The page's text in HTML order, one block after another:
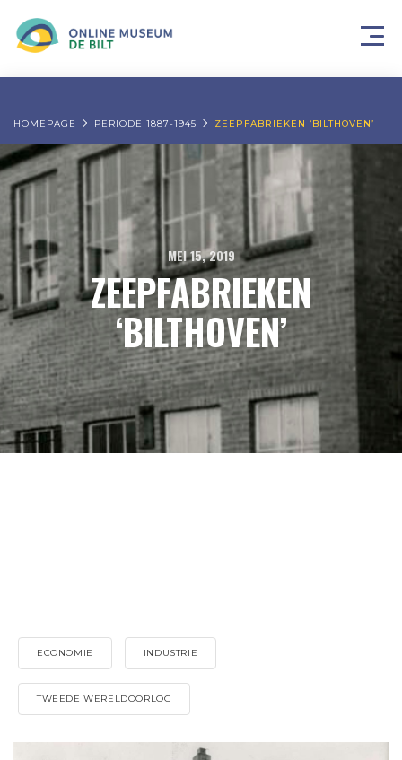
HOMEPAGE PERIODE 1887-1945 ZEEPFABRIEKEN ‘BILTHOVEN’
MEI 15, 2019
ZEEPFABRIEKEN
‘BILTHOVEN’
ECONOMIE INDUSTRIE
TWEEDE WERELDOORLOG